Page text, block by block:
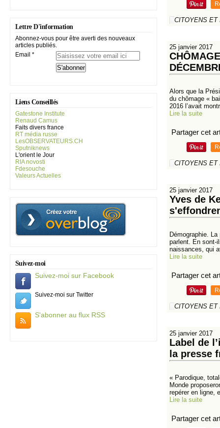
Lettre D'information
Abonnez-vous pour être averti des nouveaux
articles publiés.
Email
Liens Conseillés
Gatestone Institute
Renaud Camus
Faits divers france
RT média russe
LesOBSERVATEURS.CH
Sputniknews
L'orient le Jour
RIA novosti
Fdesouche
Valeurs Actuelles
Suivez-moi
Suivez-moi sur Facebook
Suivez-moi sur Twitter
S'abonner au flux RSS
CITOYENS ET
25 janvier 2017
Alors que la
du chômage «
2016 l’avait
Lire la suite
Partager cet
CITOYENS ET
25 janvier 2017
Yves de
Démographie.
parlent. En sont-
naissances, qui
Lire la suite
Partager cet
CITOYENS ET
25 janvier 2017
Label de
la presse
« Parodique,
Monde
repérer en ligne,
Lire la suite
Partager cet